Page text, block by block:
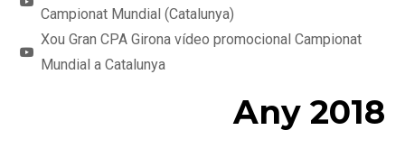
Campionat Mundial (Catalunya)
Xou Gran CPA Girona vídeo promocional Campionat
Mundial a Catalunya
Any 2018